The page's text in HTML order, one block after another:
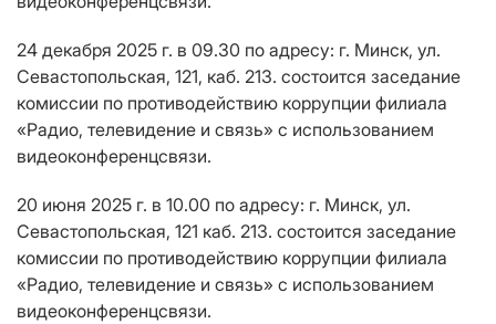
24 декабря 2025 г. в 09.30 по адресу: г. Минск, ул.
Севастопольская, 121, каб. 213. состоится заседание
комиссии по противодействию коррупции филиала
«Радио, телевидение и связь» с использованием
видеоконференцсвязи.
20 июня 2025 г. в 10.00 по адресу: г. Минск, ул.
Севастопольская, 121 каб. 213. состоится заседание
комиссии по противодействию коррупции филиала
«Радио, телевидение и связь» с использованием
видеоконференцсвязи.